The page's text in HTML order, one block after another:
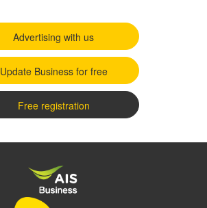
Advertising with us
Update Business for free
Free registration